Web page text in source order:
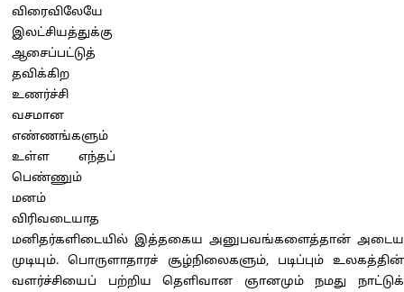
விரைவிலேயே
இலட்சியத்துக்கு
ஆசைப்பட்டுத்
தவிக்கிற
உணர்ச்சி
வசமான
எண்ணங்களும்
உள்ள எந்தப்
பெண்ணும்
மனம்
விரிவடையாத
மனிதர்களிடையில் இத்தகைய அனுபவங்களைத்தான் அடைய
முடியும். பொருளாதாரச் சூழ்நிலைகளும், படிப்பும் உலகத்தின்
வளர்ச்சியைப் பற்றிய தெளிவான ஞானமும் நமது நாட்டுக்